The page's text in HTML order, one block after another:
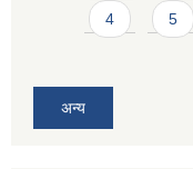
4 5
अन्य